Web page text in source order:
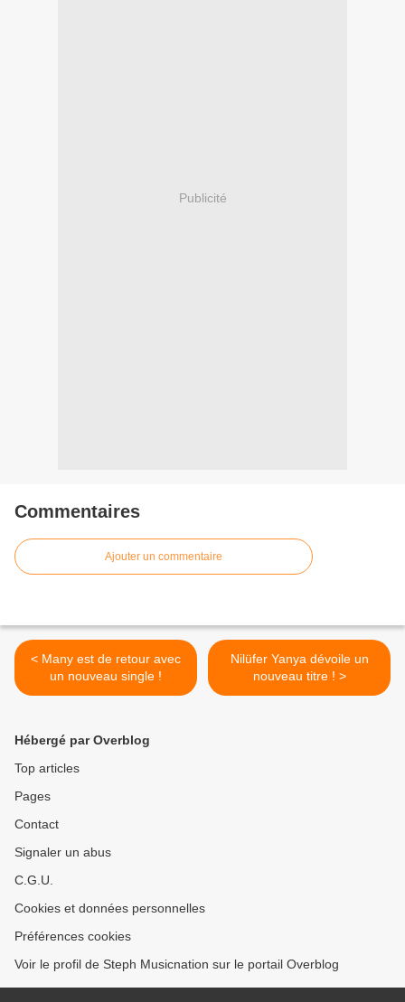
Publicité
Commentaires
Ajouter un commentaire
< Many est de retour avec
un nouveau single !
Nilüfer Yanya dévoile un
nouveau titre ! >
Hébergé par Overblog
Top articles
Pages
Contact
Signaler un abus
C.G.U.
Cookies et données personnelles
Préférences cookies
Voir le profil de Steph Musicnation sur le portail Overblog